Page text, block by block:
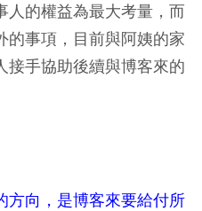
人的權益為最大考量，而
的事項，目前與阿姨的家
接手協助後續與博客來的
方向，是博客來要給付所